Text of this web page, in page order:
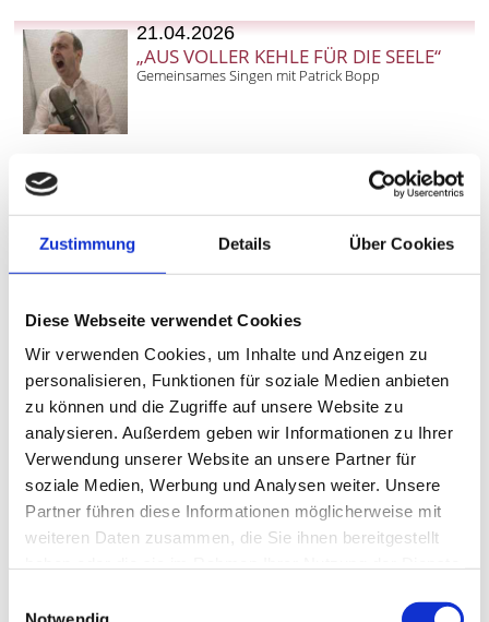
Zustimmung Details Über Cookies
Diese Webseite verwendet Cookies
Wir verwenden Cookies, um Inhalte und Anzeigen zu
personalisieren, Funktionen für soziale Medien anbieten
zu können und die Zugriffe auf unsere Website zu
analysieren. Außerdem geben wir Informationen zu Ihrer
Verwendung unserer Website an unsere Partner für
soziale Medien, Werbung und Analysen weiter. Unsere
Partner führen diese Informationen möglicherweise mit
weiteren Daten zusammen, die Sie ihnen bereitgestellt
21.04.2026
„AUS VOLLER KEHLE FÜR DIE SEELE“
Gemeinsames Singen mit Patrick Bopp
mit „Lovely Rita“
21.04.2026
Unterhaltsam – anschaulich – kreativ und für alle
verständlich
18.04.2026
DAVE DAVIS
mit „KONFETTI FÜR ALLE!" – Ein Aufstand in Farbe